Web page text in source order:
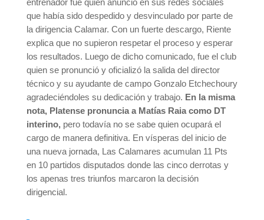
que había sido despedido y desvinculado por parte de
la dirigencia Calamar. Con un fuerte descargo, Riente
explica que no supieron respetar el proceso y esperar
los resultados. Luego de dicho comunicado, fue el club
quien se pronunció y oficializó la salida del director
técnico y su ayudante de campo Gonzalo Etchechoury
agradeciéndoles su dedicación y trabajo. En la misma
nota, Platense pronuncia a Matías Raia como DT
interino,pero todavía no se sabe quien ocupará el
cargo de manera definitiva. En vísperas del inicio de
una nueva jornada, Las Calamares acumulan 11 Pts
en 10 partidos disputados donde las cinco derrotas y
los apenas tres triunfos marcaron la decisión
dirigencial.